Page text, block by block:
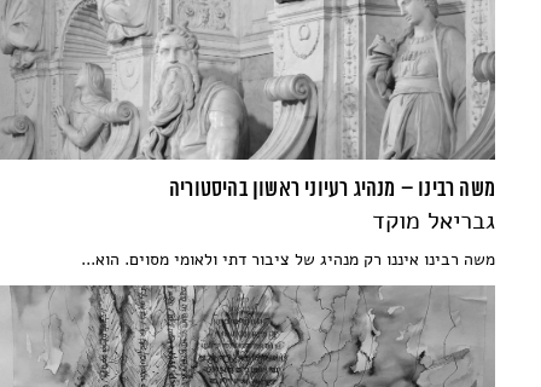
משה רבינו – מנהיג רעיוני ראשון בהיסטוריה
גבריאל מוקד
משה רבינו איננו רק מנהיג של ציבור דתי ולאומי מסוים. הוא...